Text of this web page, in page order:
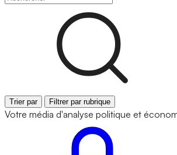
Trier par Filtrer par rubrique
Votre média d'analyse politique et